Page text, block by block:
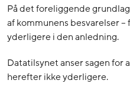
På det foreliggende
af kommunens besvarelser
yderligere i den anledning.
Datatilsynet anser sagen for
herefter ikke yderligere.